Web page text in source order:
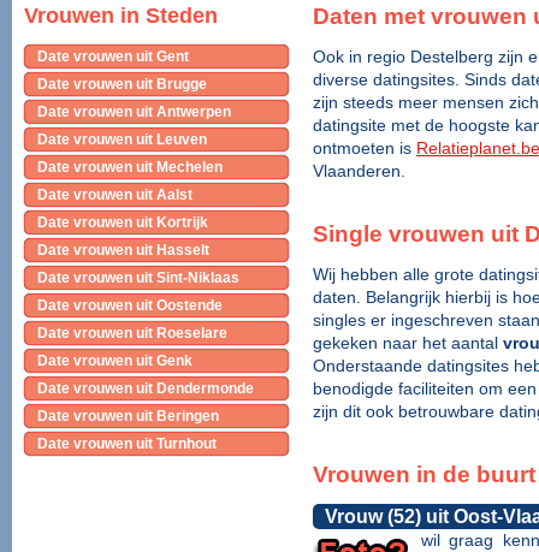
Vrouwen in Steden
Date vrouwen uit Gent
Date vrouwen uit Brugge
Date vrouwen uit Antwerpen
Date vrouwen uit Leuven
Date vrouwen uit Mechelen
Date vrouwen uit Aalst
Date vrouwen uit Kortrijk
Date vrouwen uit Hasselt
Date vrouwen uit Sint-Niklaas
Date vrouwen uit Oostende
Date vrouwen uit Roeselare
Date vrouwen uit Genk
Date vrouwen uit Dendermonde
Date vrouwen uit Beringen
Date vrouwen uit Turnhout
Daten met vrouwen
Ook in regio Destelberg zijn
diverse datingsites. Sinds
zijn steeds meer mensen
datingsite met de hoogste
ontmoeten is Relatieplanet.be
Vlaanderen.
Single vrouwen uit
Wij hebben alle grote
daten. Belangrijk hierbij is
singles er ingeschreven
gekeken naar het aantal
Onderstaande datingsites
benodigde faciliteiten om
zijn dit ook betrouwbare
Vrouwen in de
Vrouw (52) uit Oost-
wil graag